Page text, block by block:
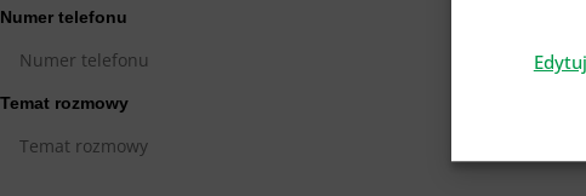
Numer telefonu
Temat rozmowy